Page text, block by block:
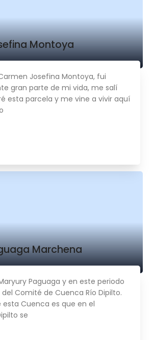
Montoya
Josefina Montoya, fui
gran parte de mi vida, me salí
esta parcela y me vine a vivir aquí
Marchena
Paguaga y en este periodo
Comité de Cuenca Río Dipilto.
esta Cuenca es que en el
se